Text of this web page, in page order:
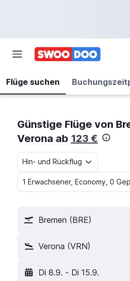
Flüge suchen
Günstige Flüge von
Verona ab 123 €
Hin- und Rückflug
1 Erwachsener, Economy, 0
Bremen (BRE)
Verona (VRN)
Di 8.9. - Di 15.9.